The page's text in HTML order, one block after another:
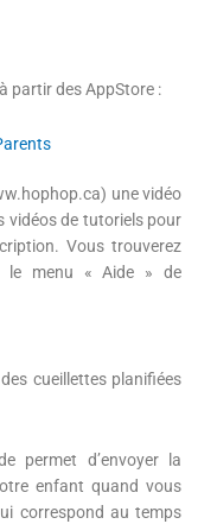
partir des AppStore :
une vidéo
vidéos de tutoriels pour
Vous trouverez
le menu « Aide » de
cueillettes planifiées
permet d’envoyer la
enfant quand vous
correspond au temps